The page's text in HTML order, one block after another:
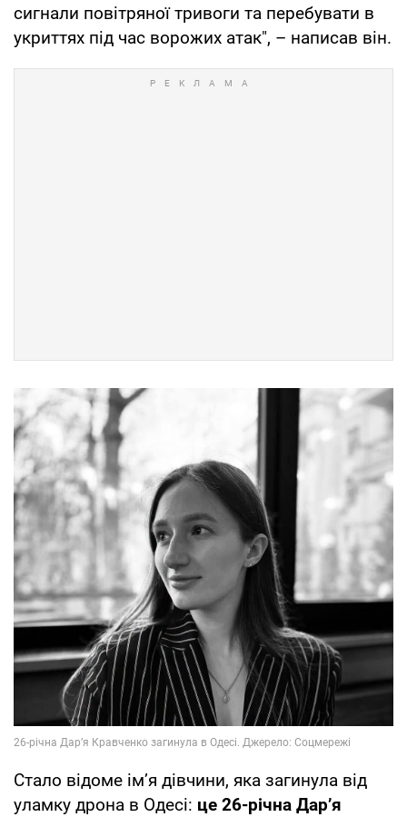
сигнали повітряної тривоги та перебувати в
укриттях під час ворожих атак", – написав він.
Стало відоме ім’я дівчини, яка загинула від
уламку дрона в Одесі: це 26-річна Дар’я